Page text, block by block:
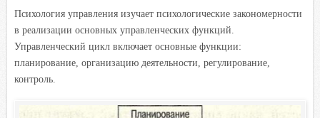
Психология управления изучает психологические закономерности
в реализации основных управленческих функций.
Управленческий цикл включает основные функции:
планирование, организацию деятельности, регулирование,
контроль.